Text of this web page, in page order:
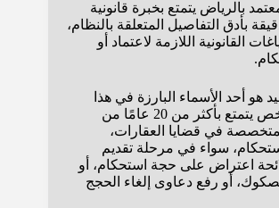
بالرياض يتمتع بخبرة قانونية
بأدق التفاصيل المتعلقة بالنظام،
القانونية اللازمة لاعتماد أو
هو أحد الأسماء البارزة في هذا
المجال، محامٍ مرخص يتمتع بأكثر من 20 عامًا من
في قضايا العقارات،
سواء في مرحلة تقديم
اعتراض على حجة استحكام، أو
أو رفع دعاوى إلغاء الحجج